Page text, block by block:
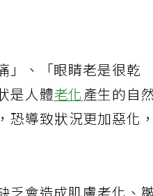
」、「眼睛老是很乾
是人體老化產生的自然
恐導致狀況更加惡化，